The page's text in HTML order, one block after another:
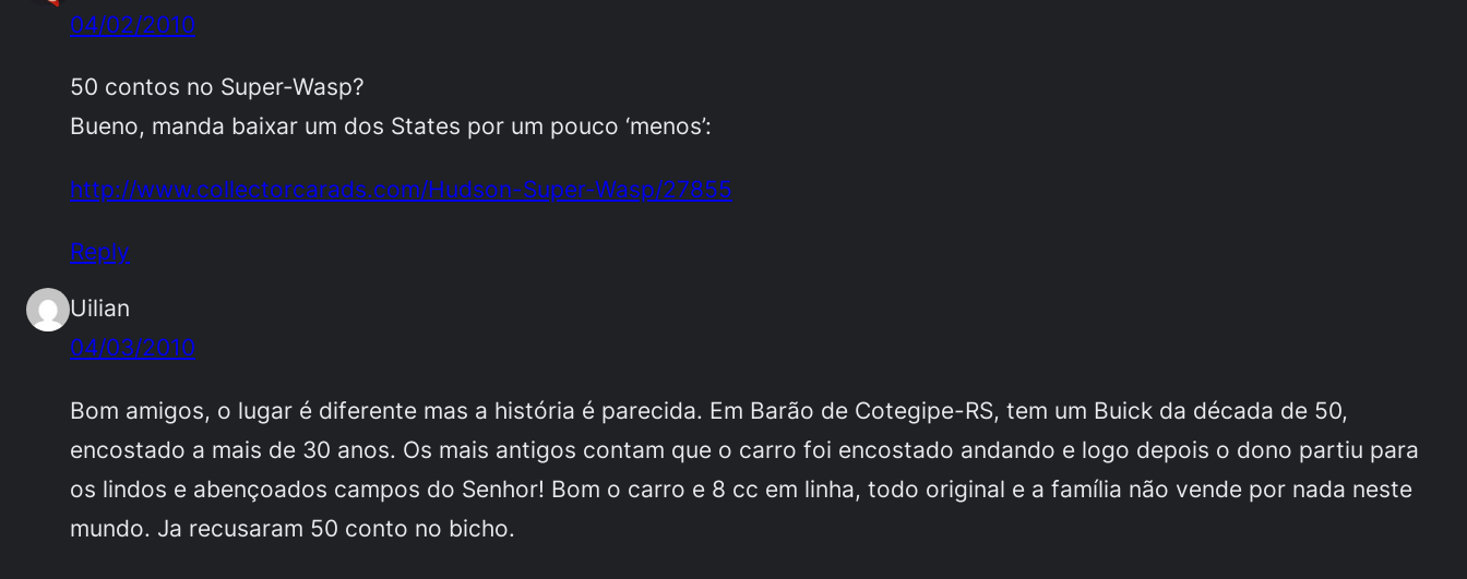
04/02/2010
50 contos no Super-Wasp?
Bueno, manda baixar um dos States por um pouco ‘menos’:
http://www.collectorcarads.com/Hudson-Super-Wasp/27855
Reply
Uilian
04/03/2010
Bom amigos, o lugar é diferente mas a história é parecida. Em Barão de Cotegipe-RS, tem um Buick da década de 50,
encostado a mais de 30 anos. Os mais antigos contam que o carro foi encostado andando e logo depois o dono partiu para
os lindos e abençoados campos do Senhor! Bom o carro e 8 cc em linha, todo original e a família não vende por nada neste
mundo. Ja recusaram 50 conto no bicho.